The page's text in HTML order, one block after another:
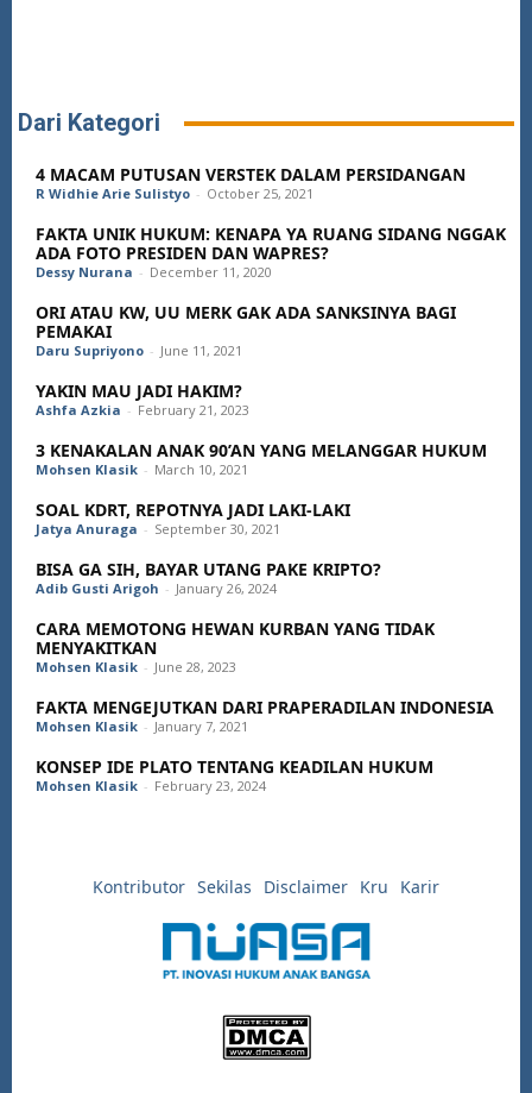
Dari Kategori
4 MACAM PUTUSAN VERSTEK DALAM PERSIDANGAN
R Widhie Arie Sulistyo - October 25, 2021
FAKTA UNIK HUKUM: KENAPA YA RUANG SIDANG NGGAK
ADA FOTO PRESIDEN DAN WAPRES?
Dessy Nurana - December 11, 2020
ORI ATAU KW, UU MERK GAK ADA SANKSINYA BAGI
PEMAKAI
Daru Supriyono - June 11, 2021
YAKIN MAU JADI HAKIM?
Ashfa Azkia - February 21, 2023
3 KENAKALAN ANAK 90’AN YANG MELANGGAR HUKUM
Mohsen Klasik - March 10, 2021
SOAL KDRT, REPOTNYA JADI LAKI-LAKI
Jatya Anuraga - September 30, 2021
BISA GA SIH, BAYAR UTANG PAKE KRIPTO?
Adib Gusti Arigoh - January 26, 2024
CARA MEMOTONG HEWAN KURBAN YANG TIDAK
MENYAKITKAN
Mohsen Klasik - June 28, 2023
FAKTA MENGEJUTKAN DARI PRAPERADILAN INDONESIA
Mohsen Klasik - January 7, 2021
KONSEP IDE PLATO TENTANG KEADILAN HUKUM
Mohsen Klasik - February 23, 2024
Kontributor Sekilas Disclaimer Kru Karir